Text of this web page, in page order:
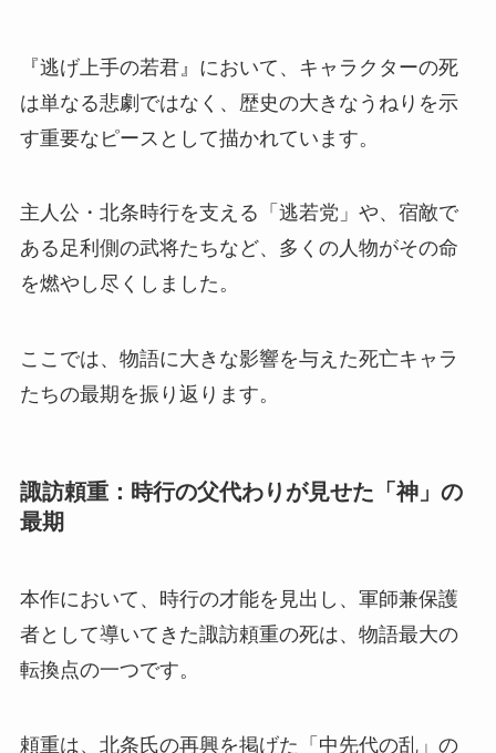
『逃げ上手の若君』において、キャラクターの死
は単なる悲劇ではなく、歴史の大きなうねりを示
す重要なピースとして描かれています。
主人公・北条時行を支える「逃若党」や、宿敵で
ある足利側の武将たちなど、多くの人物がその命
を燃やし尽くしました。
ここでは、物語に大きな影響を与えた死亡キャラ
たちの最期を振り返ります。
諏訪頼重：時行の父代わりが見せた「神」の
最期
本作において、時行の才能を見出し、軍師兼保護
者として導いてきた諏訪頼重の死は、物語最大の
転換点の一つです。
頼重は、北条氏の再興を掲げた「中先代の乱」の